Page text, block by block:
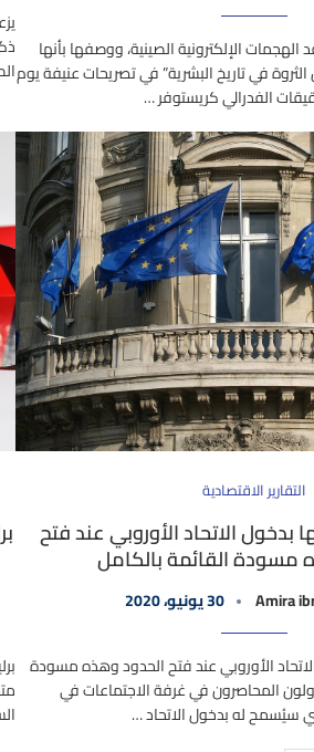
الهجمات الإلكترونية الصينية، ووصفها بأنها
في تاريخ البشرية” في تصريحات عنيفة يوم
الفدرالي كريستوفر …
التقارير الاقتصادية
بدخول الاتحاد الأوروبي عند فتح
مسودة القائمة بالكامل
Amira 30 يونيو، 2020
الأوروبي عند فتح الحدود وهذه مسودة
المحاصرون في غرفة الاجتماعات في
له بدخول الاتحاد …